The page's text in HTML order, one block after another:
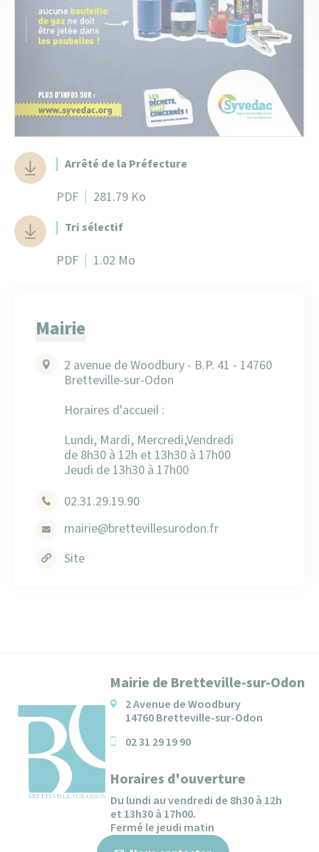
Arrêté de la Préfecture
PDF 281.79 Ko
Tri sélectif
PDF 1.02 Mo
Mairie
2 avenue de Woodbury - B.P. 41 - 14760
Bretteville-sur-Odon
Horaires d'accueil :
Lundi, Mardi, Mercredi,Vendredi
de 8h30 à 12h et 13h30 à 17h00
Jeudi de 13h30 à 17h00
02.31.29.19.90
mairie@brettevillesurodon.fr
Site
Mairie de Bretteville-sur-Odon
2 Avenue de Woodbury
14760 Bretteville-sur-Odon
02 31 29 19 90
Horaires d'ouverture
Du lundi au vendredi de 8h30 à 12h
et 13h30 à 17h00.
Fermé le jeudi matin